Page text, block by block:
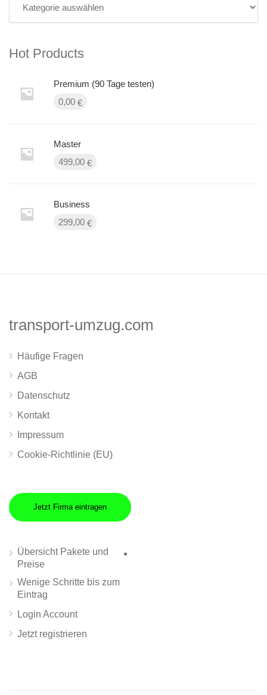
Hot Products
Premium (90 Tage testen)
0,00 €
Master
499,00 €
Business
299,00 €
transport-umzug.com
Häufige Fragen
AGB
Datenschutz
Kontakt
Impressum
Cookie-Richtlinie (EU)
Jetzt Firma eintragen
Übersicht Pakete und
Preise
Wenige Schritte bis zum
Eintrag
Login Account
Jetzt registrieren